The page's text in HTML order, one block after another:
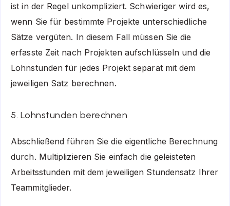
ist in der Regel unkompliziert. Schwieriger wird es,
wenn Sie für bestimmte Projekte unterschiedliche
Sätze vergüten. In diesem Fall müssen Sie die
erfasste Zeit nach Projekten aufschlüsseln und die
Lohnstunden für jedes Projekt separat mit dem
jeweiligen Satz berechnen.
5. Lohnstunden berechnen
Abschließend führen Sie die eigentliche Berechnung
durch. Multiplizieren Sie einfach die geleisteten
Arbeitsstunden mit dem jeweiligen Stundensatz Ihrer
Teammitglieder.